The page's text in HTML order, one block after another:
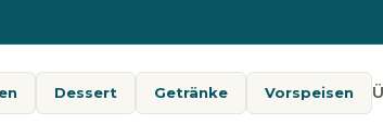
Dessert Getränke Vorspeisen